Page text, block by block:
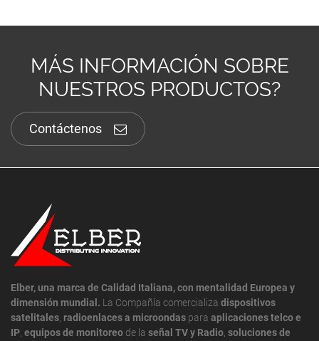
MÁS INFORMACIÓN SOBRE
NUESTROS PRODUCTOS?
Contáctenos
Elber, una marca de Calidad Italiana, con mentalidad Europea y
dimensión mundial. La Compañía comercializa dispositivos
satelitales, radioenlaces a microondas para aplicaciones telco e
IP, equipos de monitoreo de la señal TV y Radio, soluciones de